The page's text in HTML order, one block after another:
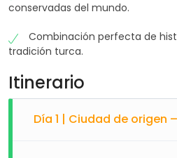
conservadas del mundo.
Combinación perfecta de
tradición turca.
Itinerario
Día 1 | Ciudad de origen